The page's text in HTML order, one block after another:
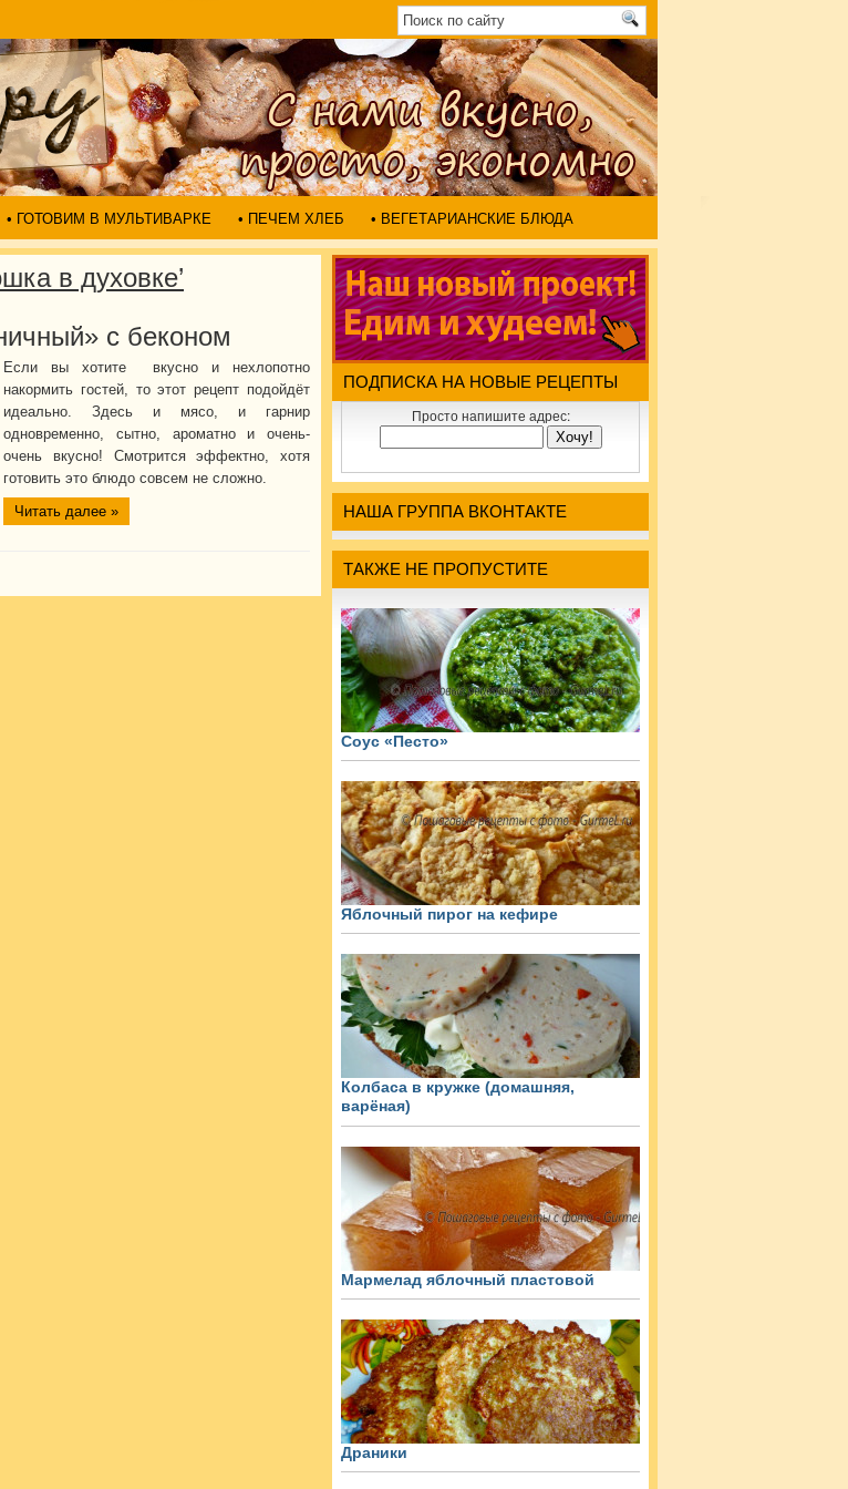
• ГОТОВИМ В МУЛЬТИВАРКЕ • ПЕЧЕМ ХЛЕБ • ВЕГЕТАРИАНСКИЕ БЛЮДА
в духовке’
с беконом
Если вы хотите вкусно и нехлопотно
накормить гостей, то этот рецепт подойдёт
идеально. Здесь и мясо, и гарнир
одновременно, сытно, ароматно и очень-
очень вкусно! Смотрится эффектно, хотя
готовить это блюдо совсем не сложно.
Читать далее »
ПОДПИСКА НА НОВЫЕ РЕЦЕПТЫ
Просто напишите адрес:
НАША ГРУППА ВКОНТАКТЕ
ТАКЖЕ НЕ ПРОПУСТИТЕ
Соус «Песто»
Яблочный пирог на кефире
Колбаса в кружке (домашняя,
варёная)
Мармелад яблочный пластовой
Драники